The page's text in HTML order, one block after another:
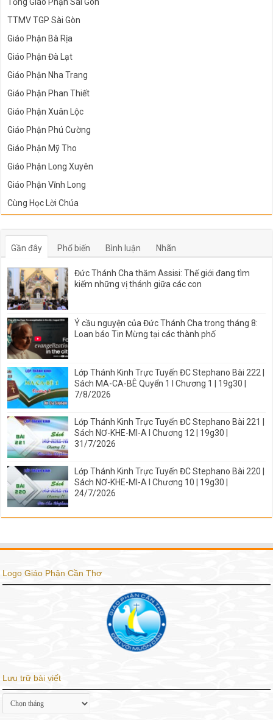
Tổng Giáo Phận Sài Gòn
TTMV TGP Sài Gòn
Giáo Phận Bà Rịa
Giáo Phận Đà Lạt
Giáo Phận Nha Trang
Giáo Phận Phan Thiết
Giáo Phận Xuân Lộc
Giáo Phận Phú Cường
Giáo Phận Mỹ Tho
Giáo Phận Long Xuyên
Giáo Phận Vĩnh Long
Cùng Học Lời Chúa
Gần đây Phổ biến Bình luận Nhãn
Đức Thánh Cha thăm Assisi: Thế giới đang tìm
kiếm những vị thánh giữa các con
Ý cầu nguyện của Đức Thánh Cha trong tháng 8:
Loan báo Tin Mừng tại các thành phố
Lớp Thánh Kinh Trực Tuyến ĐC Stephano Bài 222 |
Sách MA-CA-BÊ Quyển 1 I Chương 1 | 19g30 |
7/8/2026
Lớp Thánh Kinh Trực Tuyến ĐC Stephano Bài 221 |
Sách NƠ-KHE-MI-A I Chương 12 | 19g30 |
31/7/2026
Lớp Thánh Kinh Trực Tuyến ĐC Stephano Bài 220 |
Sách NƠ-KHE-MI-A I Chương 10 | 19g30 |
24/7/2026
Logo Giáo Phận Cần Thơ
Lưu trữ bài viết
Lưu
trữ